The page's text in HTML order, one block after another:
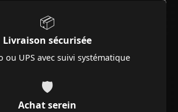
📦
Livraison sécurisée
ou UPS avec suivi systématique
🛡️
Achat serein